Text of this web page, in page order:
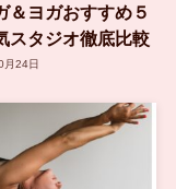
＆ヨガおすすめ５
スタジオ徹底比較
月24日